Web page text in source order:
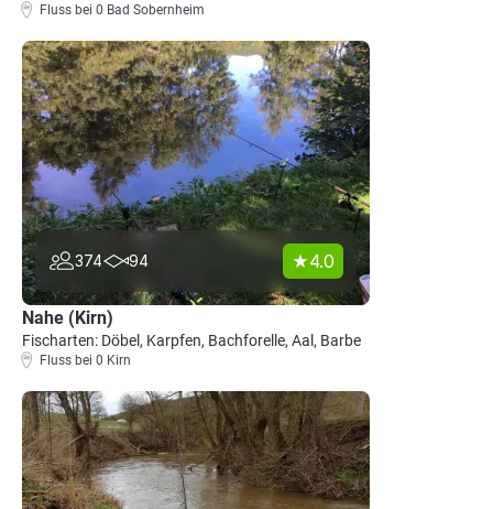
Fluss bei 0 Bad Sobernheim
374 94 4.0
Nahe (Kirn)
Fischarten: Döbel, Karpfen, Bachforelle, Aal, Barbe
Fluss bei 0 Kirn